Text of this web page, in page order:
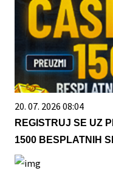
20. 07. 2026 08:04
REGISTRUJ SE UZ
1500 BESPLATNIH